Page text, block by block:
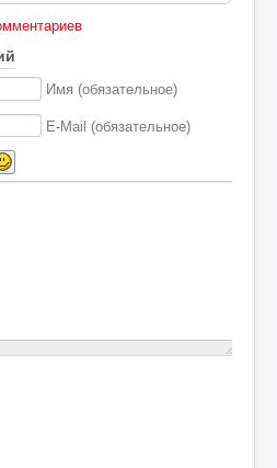
Имя (обязательное)
E-Mail (обязательное)